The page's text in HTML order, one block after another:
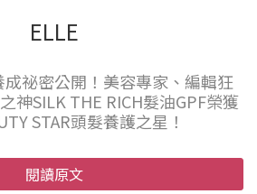
ELLE
成祕密公開！美容專家、編輯狂
神SILK THE RICH髮油GPF榮獲
STAR頭髮養護之星！
閱讀原文